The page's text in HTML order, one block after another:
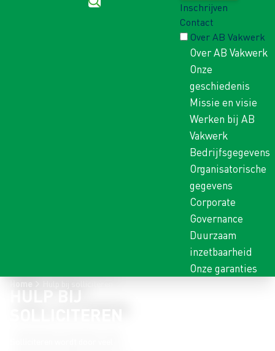
Inschrijven
Contact
Over AB Vakwerk
Over AB Vakwerk
Onze
geschiedenis
Missie en visie
Werken bij AB
Vakwerk
Bedrijfsgegevens
Organisatorische
gegevens
Corporate
Governance
Duurzaam
inzetbaarheid
Onze garanties
Home
HULP BIJ